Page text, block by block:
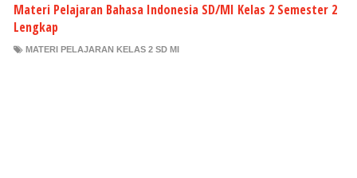
Materi Pelajaran Bahasa Indonesia SD/MI Kelas 2 Semester 2
Lengkap
MATERI PELAJARAN KELAS 2 SD MI